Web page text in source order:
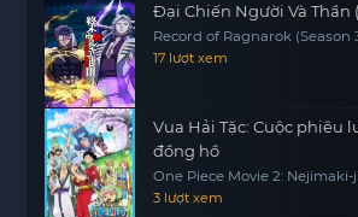
Đại Chiến Người Và Thần
Record of Ragnarok (Season
17 lượt xem
Vua Hải Tặc: Cuộc phiêu
đồng hồ
One Piece Movie 2:
Daibouken, One Piece:
Bouken, One Piece: Nejimaki
3 lượt xem